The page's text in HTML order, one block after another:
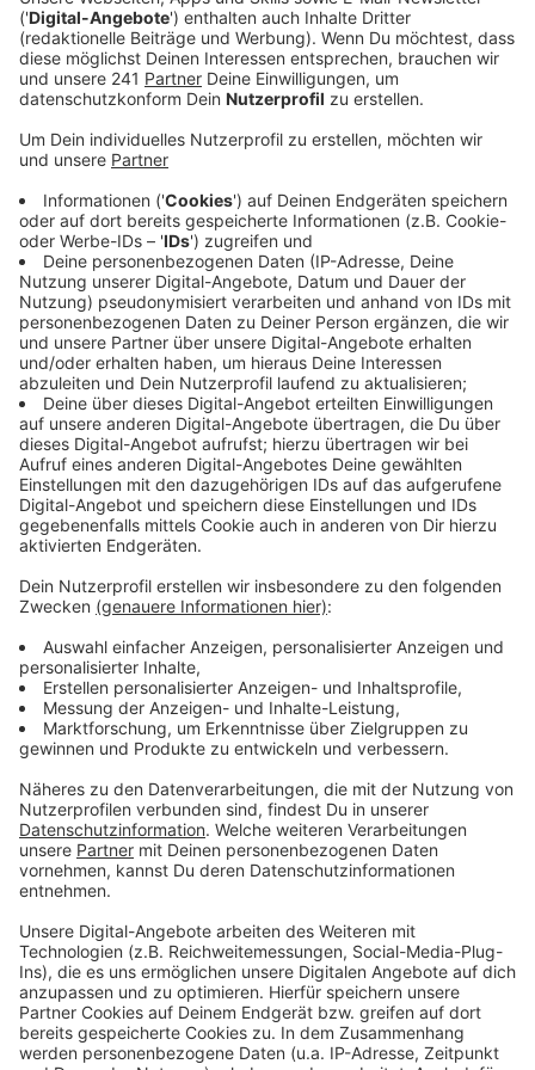
Veröffentlicht:Montag, 24.04.2023 06:48
Anzeige
Die Räume dort sind so viel größer, dass das
Selbsthilfe-Büro sein Angebot ausweiten kann: So
zieht auch das Kontaktbüro Pflegeselbsthilfe, eine
Zweigstelle des Paritätischen NRW und die
Ergänzende unabhängige Teilhabeberatung mit in die
Räumlichkeiten ein. Letztere ist eine erste
Anlaufstelle zum Beispiel für Menschen mit
Behinderung, oder für Menschen, die Unterstützung
bei der Beantragung einer Reha oder von
Sozialleistungen brauchen. Auch der Blinden- und
Sehbehindertenverein Rhein-Wupper bekommt ein
Büro in der Beratungsstelle.
Anzeige
Weitere Meldungen aus Leverkusen
Anzeige
50 Meter U-Boot kommt auf dem Rhein in Leverkusen
Leverkusen: Schlebusch blüht am Wochenende wieder
Wieder wärmeres Wasser in Leverkusener
Schwimmbädern
Anzeige